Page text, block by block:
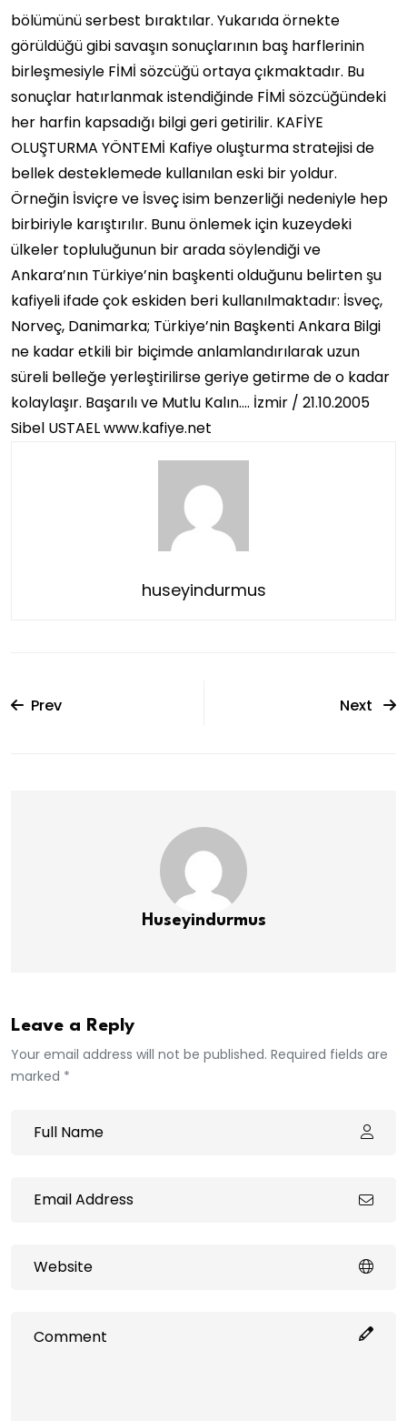
bölümünü serbest bıraktılar. Yukarıda örnekte
görüldüğü gibi savaşın sonuçlarının baş harflerinin
birleşmesiyle FİMİ sözcüğü ortaya çıkmaktadır. Bu
sonuçlar hatırlanmak istendiğinde FİMİ sözcüğündeki
her harfin kapsadığı bilgi geri getirilir. KAFİYE
OLUŞTURMA YÖNTEMİ Kafiye oluşturma stratejisi de
bellek desteklemede kullanılan eski bir yoldur.
Örneğin İsviçre ve İsveç isim benzerliği nedeniyle hep
birbiriyle karıştırılır. Bunu önlemek için kuzeydeki
ülkeler topluluğunun bir arada söylendiği ve
Ankara’nın Türkiye’nin başkenti olduğunu belirten şu
kafiyeli ifade çok eskiden beri kullanılmaktadır: İsveç,
Norveç, Danimarka; Türkiye’nin Başkenti Ankara Bilgi
ne kadar etkili bir biçimde anlamlandırılarak uzun
süreli belleğe yerleştirilirse geriye getirme de o kadar
kolaylaşır. Başarılı ve Mutlu Kalın…. İzmir / 21.10.2005
Sibel USTAEL www.kafiye.net
huseyindurmus
Prev Next
Huseyindurmus
Leave a Reply
Your email address will not be published. Required fields are
marked *